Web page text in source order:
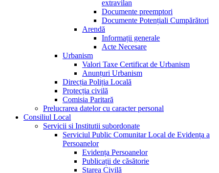
extravilan
Documente preemptori
Documente Potențiali Cumpărători
Arendă
Informații generale
Acte Necesare
Urbanism
Valori Taxe Certificat de Urbanism
Anunțuri Urbanism
Direcția Poliția Locală
Protecția civilă
Comisia Paritară
Prelucrarea datelor cu caracter personal
Consiliul Local
Servicii si Institutii subordonate
Serviciul Public Comunitar Local de Evidența a
Persoanelor
Evidența Persoanelor
Publicații de căsătorie
Starea Civilă